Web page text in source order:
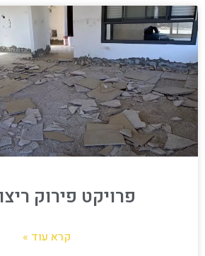
פרויקט פירוק
קרא עוד »